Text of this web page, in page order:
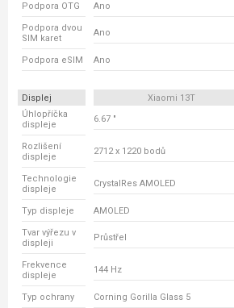
Podpora OTG Ano
Podpora dvou
SIM karet
Ano
Podpora eSIM Ano
Displej Xiaomi 13T
Úhlopříčka
displeje
6.67 "
Rozlišení
displeje
2712 x 1220 bodů
Technologie
displeje
CrystalRes AMOLED
Typ displeje AMOLED
Tvar výřezu v
displeji
Průstřel
Frekvence
displeje
144 Hz
Typ ochrany Corning Gorilla Glass 5